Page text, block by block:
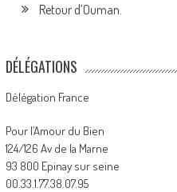
Retour d’Ouman.
DÉLÉGATIONS
Délégation France
Pour l’Amour du Bien
124/126 Av de la Marne
93 800 Epinay sur seine
00.33.1.77.38.07.95